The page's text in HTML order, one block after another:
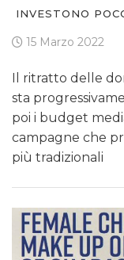
INVESTONO
15 Marzo 2022
Il ritratto delle
sta
poi i budget
campagne che
più tradizionali